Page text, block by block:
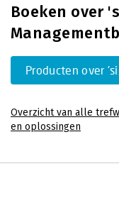
Boeken over
Producten over
Overzicht van alle
en oplossingen